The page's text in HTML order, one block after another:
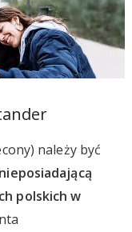
należy być
polskich w